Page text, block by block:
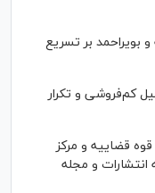
بویراحمد بر تسریع
کم‌فروشی و تکرار
قضاییه و مرکز
انتشارات و مجله